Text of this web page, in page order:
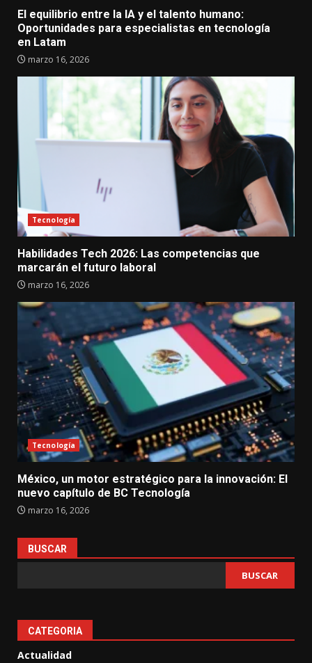
El equilibrio entre la IA y el talento humano:
Oportunidades para especialistas en tecnología
en Latam
marzo 16, 2026
Tecnología
Habilidades Tech 2026: Las competencias que
marcarán el futuro laboral
marzo 16, 2026
Tecnología
México, un motor estratégico para la innovación: El
nuevo capítulo de BC Tecnología
marzo 16, 2026
BUSCAR
BUSCAR
CATEGORIA
Actualidad